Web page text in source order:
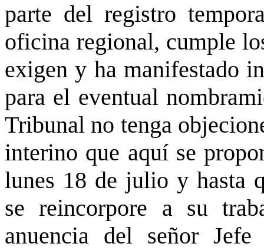
parte del registro
oficina regional, cumple
exigen y ha manifestado
para el eventual
Tribunal no tenga
interino que aquí se
lunes 18 de julio y hasta
se reincorpore a su
anuencia del señor